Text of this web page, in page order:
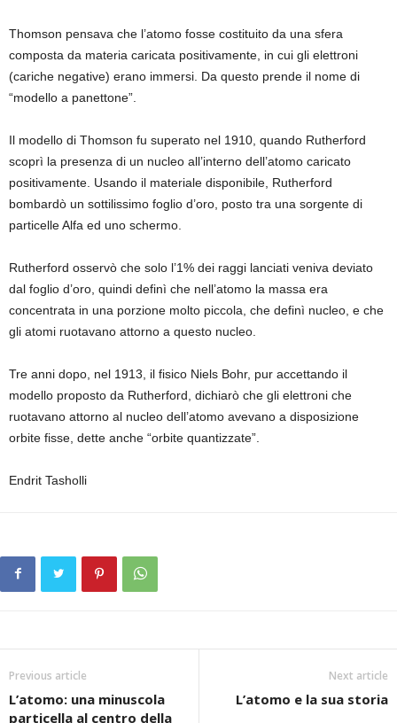
Thomson pensava che l’atomo fosse costituito da una sfera
composta da materia caricata positivamente, in cui gli elettroni
(cariche negative) erano immersi. Da questo prende il nome di
“modello a panettone”.
Il modello di Thomson fu superato nel 1910, quando Rutherford
scoprì la presenza di un nucleo all’interno dell’atomo caricato
positivamente. Usando il materiale disponibile, Rutherford
bombardò un sottilissimo foglio d’oro, posto tra una sorgente di
particelle Alfa ed uno schermo.
Rutherford osservò che solo l’1% dei raggi lanciati veniva deviato
dal foglio d’oro, quindi definì che nell’atomo la massa era
concentrata in una porzione molto piccola, che definì nucleo, e che
gli atomi ruotavano attorno a questo nucleo.
Tre anni dopo, nel 1913, il fisico Niels Bohr, pur accettando il
modello proposto da Rutherford, dichiarò che gli elettroni che
ruotavano attorno al nucleo dell’atomo avevano a disposizione
orbite fisse, dette anche “orbite quantizzate”.
Endrit Tasholli
Previous article
L’atomo: una minuscola
particella al centro della
Next article
L’atomo e la sua storia